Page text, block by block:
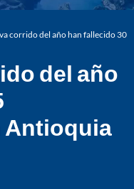
corrido del año han fallecido
del año
Antioquia